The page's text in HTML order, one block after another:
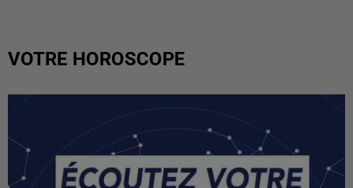
VOTRE HOROSCOPE